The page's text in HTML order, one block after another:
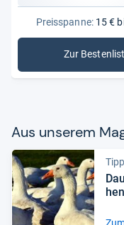
Preisspanne:15 €
Zur :
Aus unse­rem